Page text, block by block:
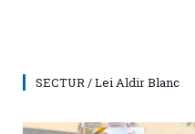
SECTUR / Lei Aldir Blanc